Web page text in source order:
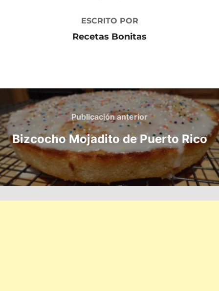
ESCRITO POR
Recetas Bonitas
Navegación
de
entradas
Publicación
anterior
Publicación anterior
Bizcocho Mojadito de Puerto Rico